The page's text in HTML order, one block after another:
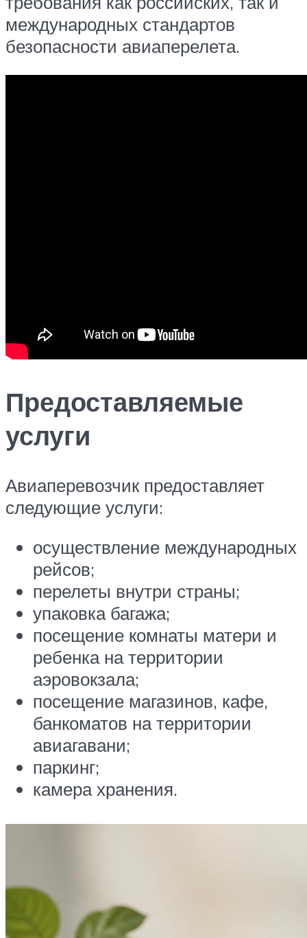
международных стандартов
безопасности авиаперелета.
Предоставляемые
услуги
Авиаперевозчик предоставляет
следующие услуги:
осуществление международных
рейсов;
перелеты внутри страны;
упаковка багажа;
посещение комнаты матери и
ребенка на территории
аэровокзала;
посещение магазинов, кафе,
банкоматов на территории
авиагавани;
паркинг;
камера хранения.